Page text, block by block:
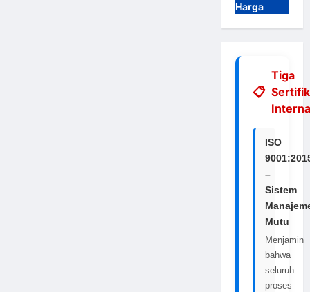
Harga
Tiga
ISO
–
Sistem
Mutu
Menjamin
bahwa
seluruh
proses